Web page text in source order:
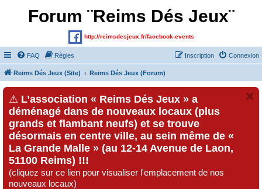
Forum ¨Reims Dés Jeux¨
http://reimsdesjeux.fr/facebook-events
FAQ Règles Connexion
Inscription
Reims Dés Jeux (Site) Reims Dés Jeux (Forum)
⚠ L’association « Reims Dés Jeux » a
déménagé dans de nouveaux locaux (plus
grands et flambant neufs) et se trouve
désormais en centre ville, au sein même de «
La Grande Malle » (au 12-14 Avenue de Laon,
51100 Reims) !!!
(cliquez sur ce lien pour visualiser l'emplacement de nos
nouveaux locaux)